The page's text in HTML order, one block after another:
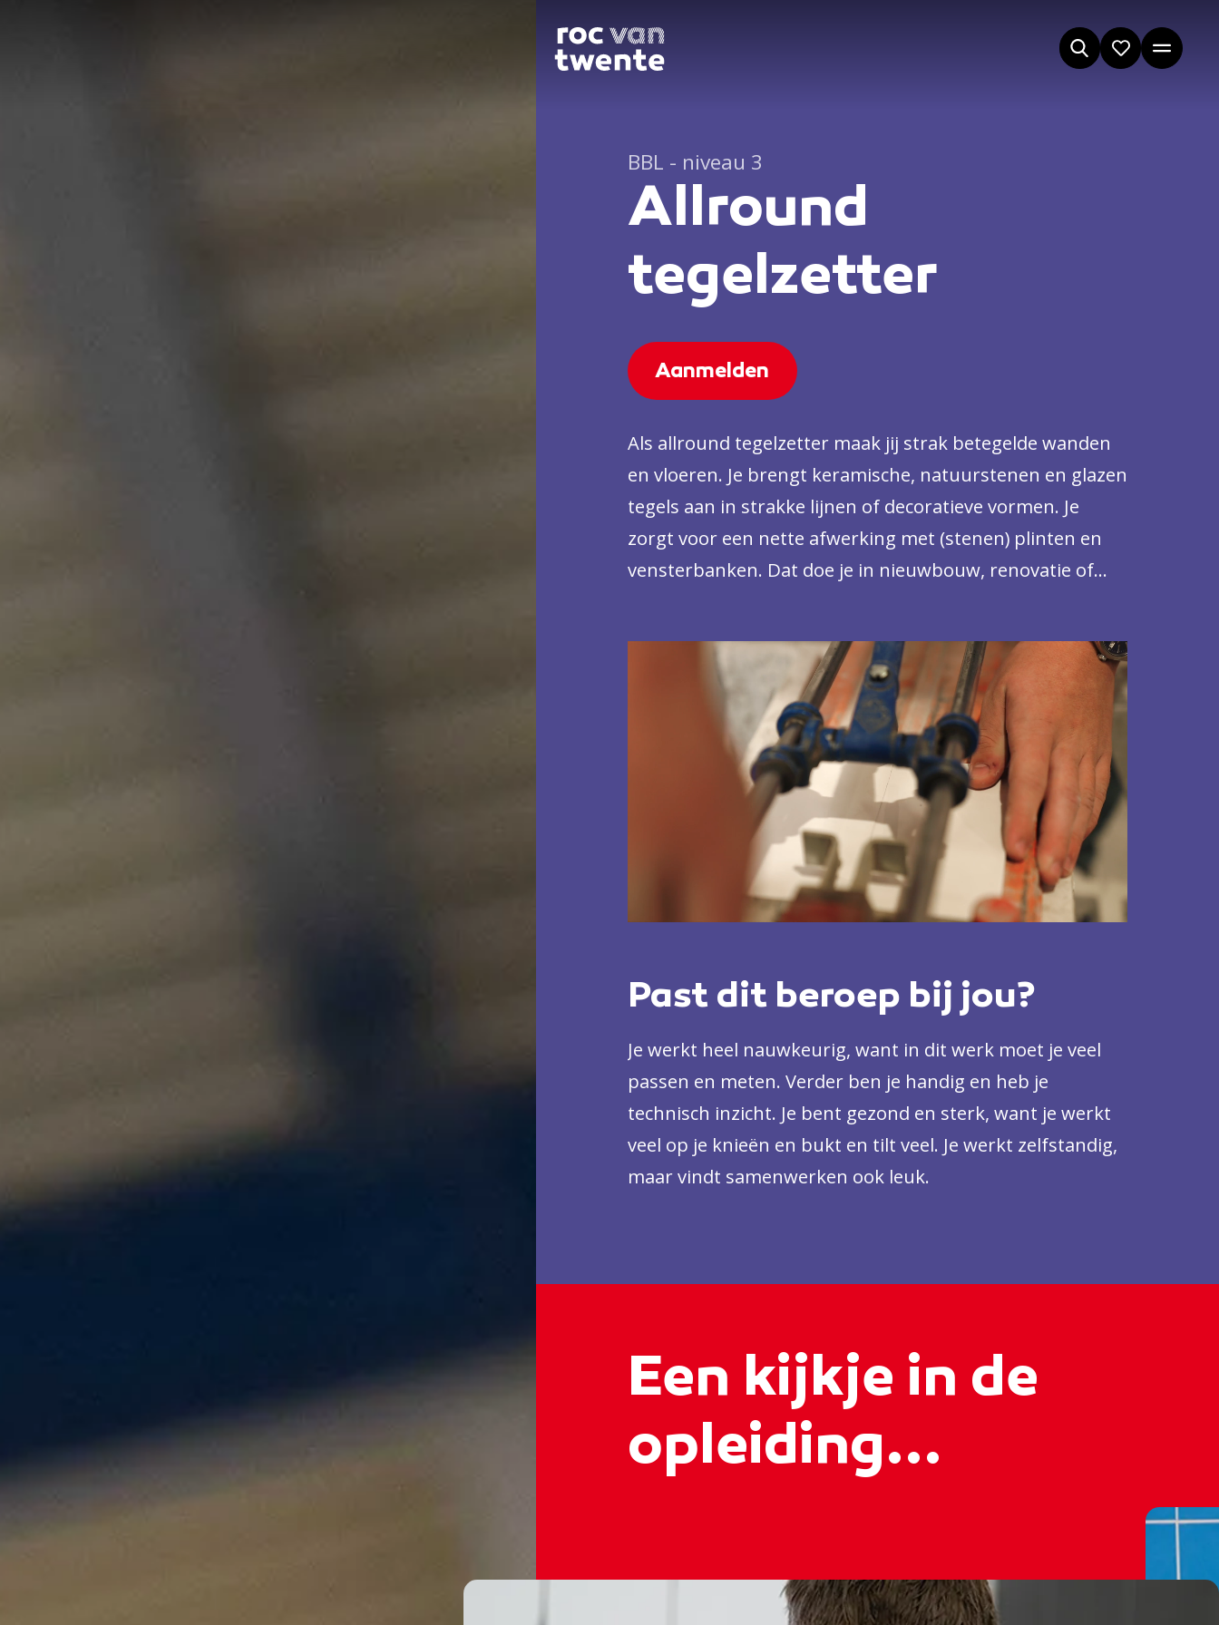
BBL - niveau 3
Allround
tegelzetter
Aanmelden
Als allround tegelzetter maak jij strak betegelde wanden
en vloeren. Je brengt keramische, natuurstenen en glazen
tegels aan in strakke lijnen of decoratieve vormen. Je
zorgt voor een nette afwerking met (stenen) plinten en
vensterbanken. Dat doe je in nieuwbouw, renovatie of
Bovendien pak je op de juiste momenten de leiding op je
en begeleid je nieuwe medewerkers of leerlingen.
Past dit beroep bij jou?
Je werkt heel nauwkeurig, want in dit werk moet je veel
passen en meten. Verder ben je handig en heb je
technisch inzicht. Je bent gezond en sterk, want je werkt
veel op je knieën en bukt en tilt veel. Je werkt zelfstandig,
maar vindt samenwerken ook leuk.
Een kijkje in de
opleiding...